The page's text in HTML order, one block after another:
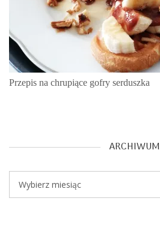
Przepis na chrupiące gofry serduszka
ARCHIWUM